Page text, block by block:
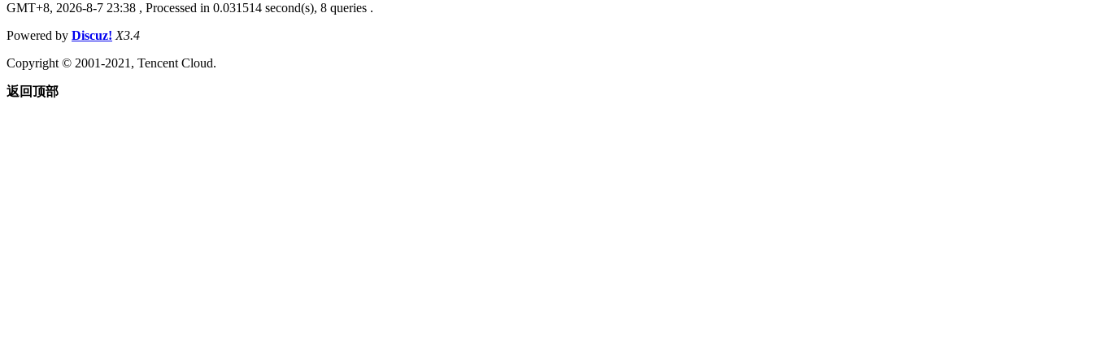
GMT+8, 2026-8-7 23:38 , Processed in 0.031514 second(s), 8 queries .
Powered by Discuz! X3.4
Copyright © 2001-2021, Tencent Cloud.
返回顶部